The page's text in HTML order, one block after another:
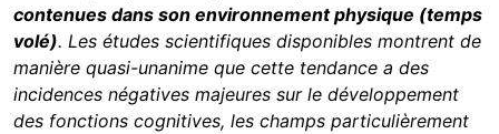
contenues dans son environnement physique (temps
volé). Les études scientifiques disponibles montrent de
manière quasi-unanime que cette tendance a des
incidences négatives majeures sur le développement
des fonctions cognitives, les champs particulièrement